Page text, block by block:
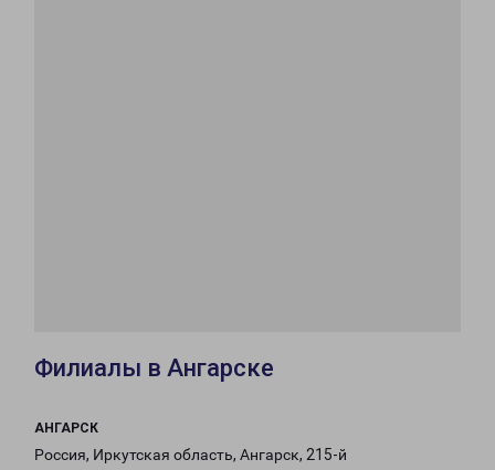
Филиалы в Ангарске
АНГАРСК
Россия, Иркутская область, Ангарск, 215-й